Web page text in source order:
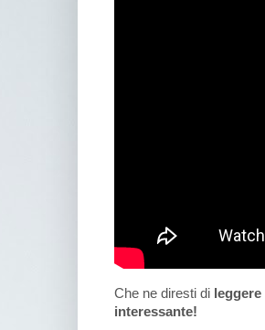
Che ne diresti di leggere
interessante!